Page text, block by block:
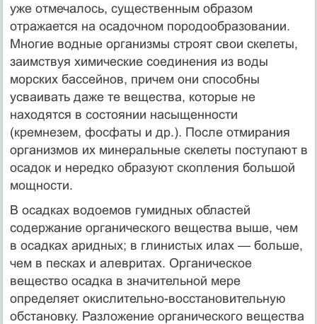
уже отмечалось, существенным образом
отражается на осадочном породообразовании.
Многие водные организмы строят свои скелеты,
заимствуя химические соединения из воды
морских бассейнов, причем они способны
усваивать даже те вещества, которые не
находятся в состоянии насыщенности
(кремнезем, фосфаты и др.). После отмирания
организмов их минеральные скелеты поступают в
осадок и нередко образуют скопления большой
мощности.
В осадках водоемов гумидных областей
содержание органического вещества выше, чем
в осадках аридных; в глинистых илах — больше,
чем в песках и алевритах. Органическое
вещество осадка в значительной мере
определяет окислительно-восстановительную
обстановку. Разложение органического вещества